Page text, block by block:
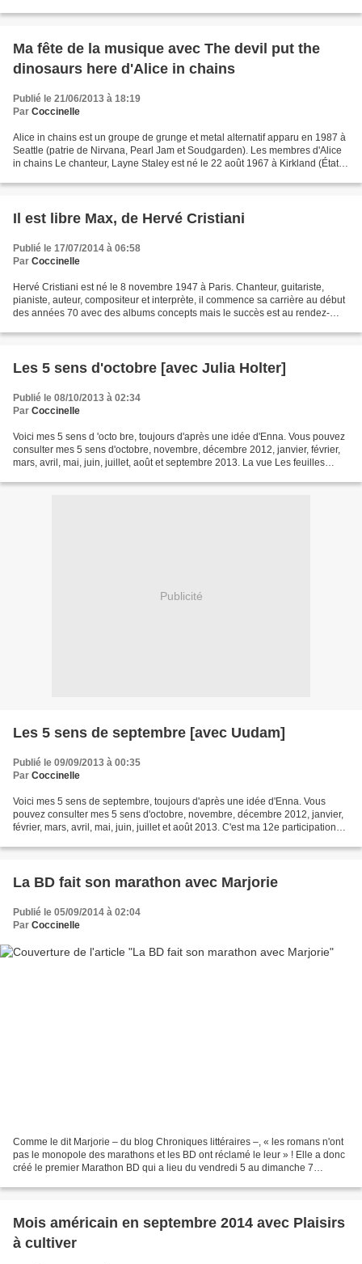
Ma fête de la musique avec The devil put the
dinosaurs here d'Alice in chains
Publié le 21/06/2013 à 18:19
Par Coccinelle
Alice in chains est un groupe de grunge et metal alternatif apparu en 1987 à
Seattle (patrie de Nirvana, Pearl Jam et Soudgarden). Les membres d'Alice
in chains Le chanteur, Layne Staley est né le 22 août 1967 à Kirkland (État
Il est libre Max, de Hervé Cristiani
Publié le 17/07/2014 à 06:58
Par Coccinelle
Hervé Cristiani est né le 8 novembre 1947 à Paris. Chanteur, guitariste,
pianiste, auteur, compositeur et interprète, il commence sa carrière au début
des années 70 avec des albums concepts mais le succès est au rendez-
Les 5 sens d'octobre [avec Julia Holter]
Publié le 08/10/2013 à 02:34
Par Coccinelle
Voici mes 5 sens d 'octo bre, toujours d'après une idée d'Enna. Vous pouvez
consulter mes 5 sens d'octobre, novembre, décembre 2012, janvier, février,
mars, avril, mai, juin, juillet, août et septembre 2013. La vue Les feuilles
Publicité
Les 5 sens de septembre [avec Uudam]
Publié le 09/09/2013 à 00:35
Par Coccinelle
Voici mes 5 sens de septembre, toujours d'après une idée d'Enna. Vous
pouvez consulter mes 5 sens d'octobre, novembre, décembre 2012, janvier,
février, mars, avril, mai, juin, juillet et août 2013. C'est ma 12e participation
La BD fait son marathon avec Marjorie
Publié le 05/09/2014 à 02:04
Par Coccinelle
Comme le dit Marjorie – du blog Chroniques littéraires –, « les romans n'ont
pas le monopole des marathons et les BD ont réclamé le leur » ! Elle a donc
créé le premier Marathon BD qui a lieu du vendredi 5 au dimanche 7
Mois américain en septembre 2014 avec Plaisirs
à cultiver